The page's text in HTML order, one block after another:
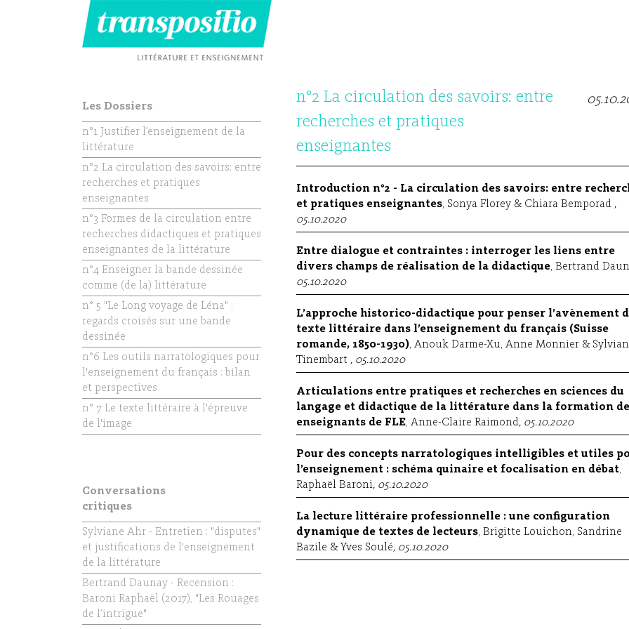
Les Dossiers
n°1 Justifier l’enseignement de la
littérature
n°2 La circulation des savoirs: entre
recherches et pratiques
enseignantes
n°3 Formes de la circulation entre
recherches didactiques et pratiques
enseignantes de la littérature
n°4 Enseigner la bande dessinée
comme (de la) littérature
n° 5 "Le Long voyage de Léna" :
regards croisés sur une bande
dessinée
n°6 Les outils narratologiques pour
l'enseignement du français : bilan
et perspectives
n° 7 Le texte littéraire à l'épreuve
de l'image
Conversations
critiques
Sylviane Ahr - Entretien : "disputes"
et justifications de l'enseignement
de la littérature
Bertrand Daunay - Recension :
Baroni Raphaël (2017), "Les Rouages
de l’intrigue"
n°2 La circulation des savoirs: entre
recherches et pratiques
enseignantes
Introduction n°2 - La circulation des savoirs: entre
et pratiques enseignantes, Sonya Florey & Chiara Bemporad ,
05.10.2020
Entre dialogue et contraintes : interroger les liens entre
divers champs de réalisation de la didactique, Bertrand
05.10.2020
L’approche historico-didactique pour penser l’avènement
texte littéraire dans l’enseignement du français (Suisse
romande, 1850-1930), Anouk Darme-Xu, Anne Monnier &
Tinembart , 05.10.2020
Articulations entre pratiques et recherches en sciences du
langage et didactique de la littérature dans la formation
enseignants de FLE, Anne-Claire Raimond, 05.10.2020
Pour des concepts narratologiques intelligibles et utiles
l’enseignement : schéma quinaire et focalisation en débat,
Raphaël Baroni, 05.10.2020
La lecture littéraire professionnelle : une configuration
dynamique de textes de lecteurs, Brigitte Louichon, Sandrine
Bazile & Yves Soulé, 05.10.2020